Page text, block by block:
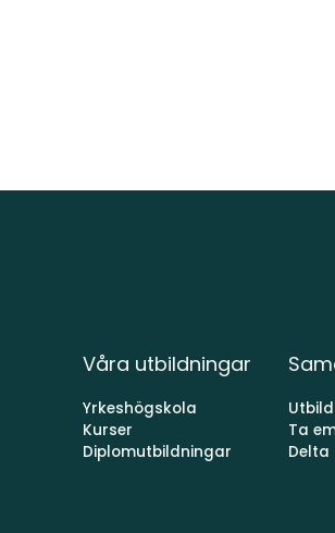
Våra utbildningar
Yrkeshögskola
Kurser
Diplomutbildningar
Ta
Delta